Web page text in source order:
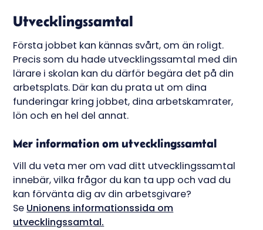
Utvecklingssamtal
Första jobbet kan kännas svårt, om än roligt.
Precis som du hade utvecklingssamtal med din
lärare i skolan kan du därför begära det på din
arbetsplats. Där kan du prata ut om dina
funderingar kring jobbet, dina arbetskamrater,
lön och en hel del annat.
Mer information om utvecklingssamtal
Vill du veta mer om vad ditt utvecklingssamtal
innebär, vilka frågor du kan ta upp och vad du
kan förvänta dig av din arbetsgivare?
Se Unionens informationssida om
utvecklingssamtal.